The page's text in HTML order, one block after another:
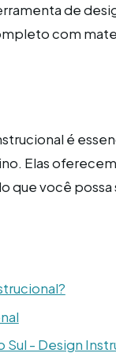
de
com
é
Elas
que você
Sul - Design